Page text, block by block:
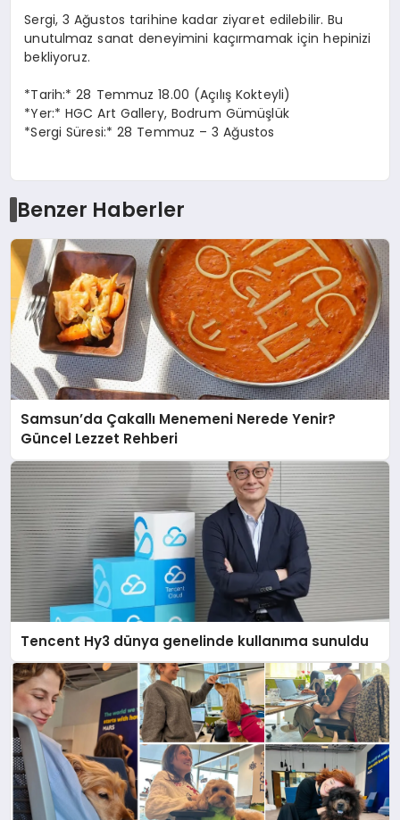
Sergi, 3 Ağustos tarihine kadar ziyaret edilebilir. Bu
unutulmaz sanat deneyimini kaçırmamak için hepinizi
bekliyoruz.
*Tarih:* 28 Temmuz 18.00 (Açılış Kokteyli)
*Yer:* HGC Art Gallery, Bodrum Gümüşlük
*Sergi Süresi:* 28 Temmuz – 3 Ağustos
Benzer Haberler
Samsun’da Çakallı Menemeni Nerede Yenir?
Güncel Lezzet Rehberi
Tencent Hy3 dünya genelinde kullanıma sunuldu